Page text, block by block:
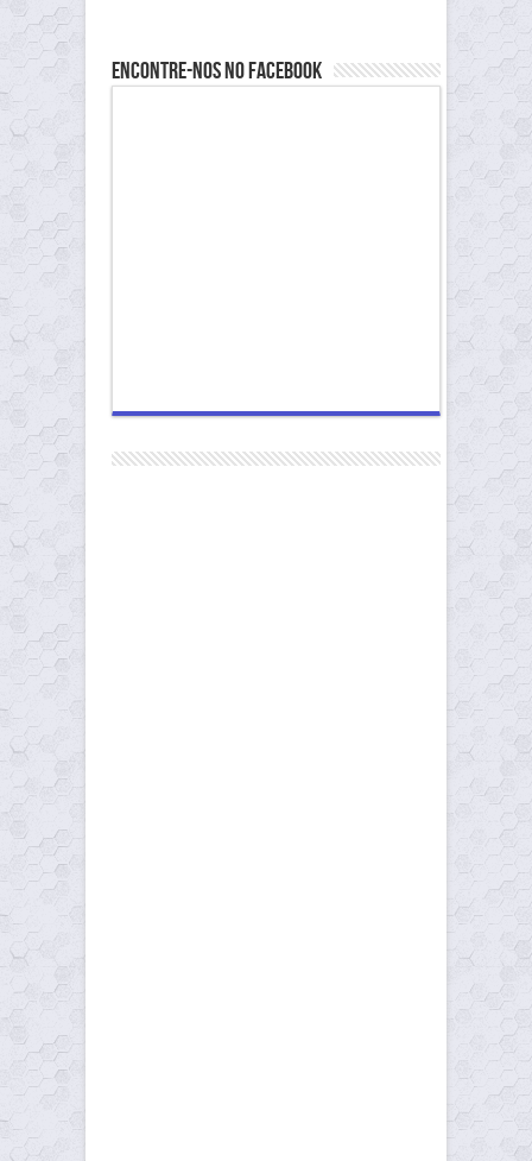
Encontre-nos no Facebook